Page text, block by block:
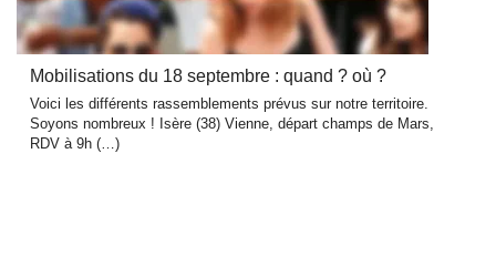
Mobilisations du 18 septembre : quand ? où ?
Voici les différents rassemblements prévus sur notre territoire.
Soyons nombreux ! Isère (38) Vienne, départ champs de Mars,
RDV à 9h (…)